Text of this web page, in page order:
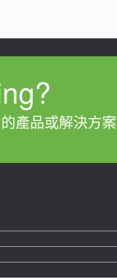
產品或解決方